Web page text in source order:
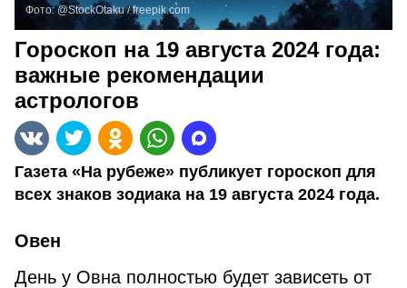
Фото:@StockOtaku /freepik.com
Гороскоп на 19 августа 2024 года:
важные рекомендации
астрологов
Газета «На рубеже» публикует гороскоп для
всех знаков зодиака на 19 августа 2024 года.
Овен
День у Овна полностью будет зависеть от